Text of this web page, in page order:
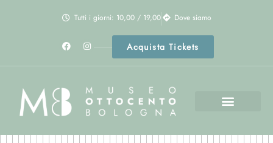
Tutti i giorni: 10,00 / 19,00 Dove siamo
Acquista Tickets